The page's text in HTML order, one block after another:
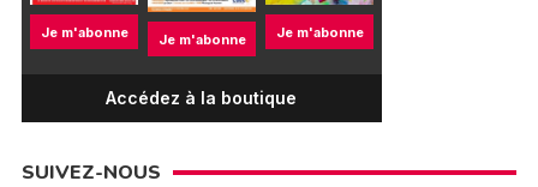
Je m'abonne Je m'abonne Je m'abonne
Accédez à la boutique
SUIVEZ-NOUS